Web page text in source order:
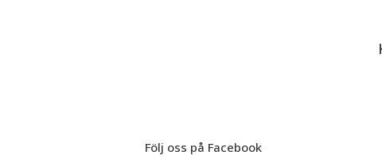
Följ oss på Facebook